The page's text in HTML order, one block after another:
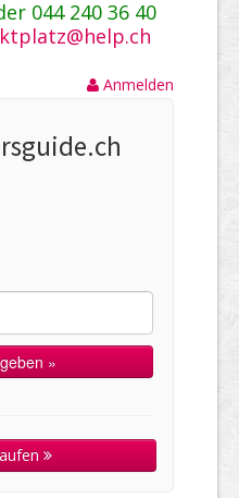
044 240 36 40
Anmelden